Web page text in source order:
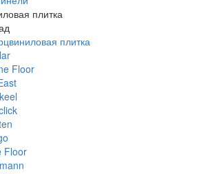
плитка
плитка
Floor
Floor